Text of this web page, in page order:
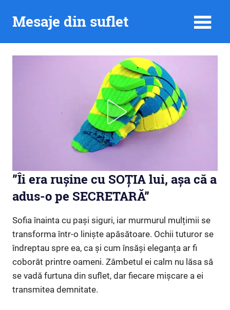
Mesaje din suflet
”Îi era rușine cu SOȚIA lui, așa că a
adus-o pe SECRETARĂ”
Sofia înainta cu pași siguri, iar murmurul mulțimii se
transforma într-o liniște apăsătoare. Ochii tuturor se
îndreptau spre ea, ca și cum însăși eleganța ar fi
coborât printre oameni. Zâmbetul ei calm nu lăsa să
se vadă furtuna din suflet, dar fiecare mișcare a ei
transmitea demnitate.